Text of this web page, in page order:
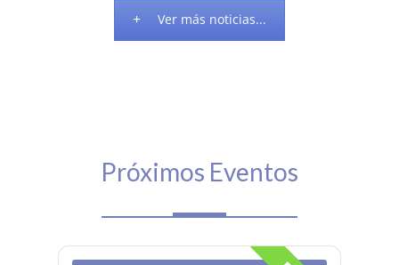
Ver más noticias...
Próximos Eventos